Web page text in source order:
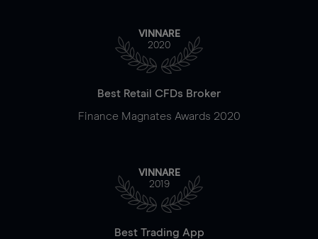
VINNARE
2020
Best Retail CFDs Broker
Finance Magnates Awards 2020
VINNARE
2019
Best Trading App